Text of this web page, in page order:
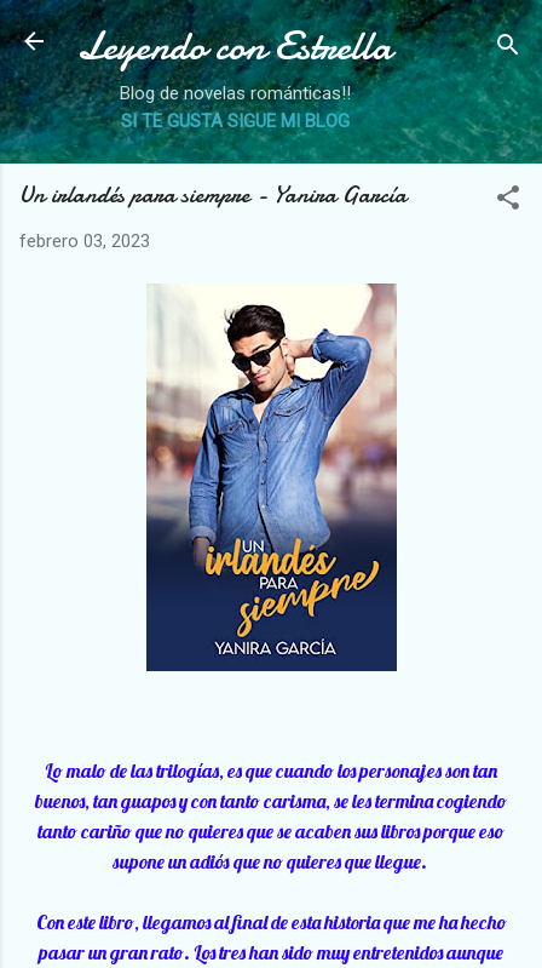
Ir al contenido principal
Leyendo con Estrella
Blog de novelas románticas!!
SI TE GUSTA SIGUE MI BLOG
Un irlandés para siempre - Yanira García
febrero 03, 2023
Lo malo de las trilogías, es que cuando los personajes son tan
buenos, tan guapos y con tanto carisma, se les termina cogiendo
tanto cariño que no quieres que se acaben sus libros porque eso
supone un adiós que no quieres que llegue.
Con este libro, llegamos al final de esta historia que me ha hecho
pasar un gran rato. Los tres han sido muy entretenidos aunque